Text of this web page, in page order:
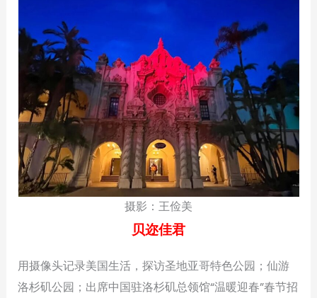
摄影：王俭美
贝迩佳君
用摄像头记录美国生活，探访圣地亚哥特色公园；仙游
洛杉矶公园；出席中国驻洛杉矶总领馆“温暖迎春”春节招